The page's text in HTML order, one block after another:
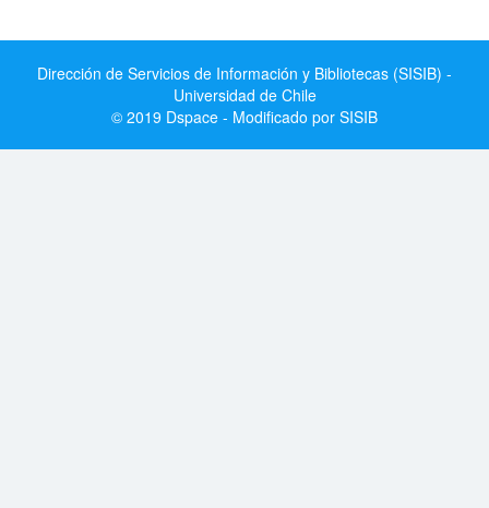
Dirección de Servicios de Información y Bibliotecas (SISIB) -
Universidad de Chile
© 2019 Dspace - Modificado por SISIB